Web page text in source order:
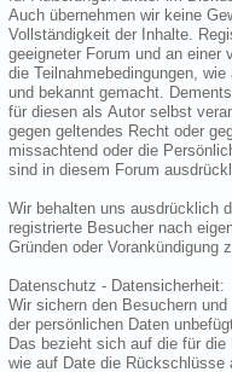
Auch übernehmen wir keine
Vollständigkeit der Inhalte.
geeigneter Forum und an einer
die Teilnahmebedingungen,
und bekannt gemacht.
für diesen als Autor selbst
gegen geltendes Recht oder
missachtend oder die
sind in diesem Forum
Wir behalten uns ausdrücklich
registrierte Besucher nach
Gründen oder Vorankündigung
Datenschutz - Datensicherheit:
Wir sichern den Besuchern
der persönlichen Daten
Das bezieht sich auf die für
wie auf Date die